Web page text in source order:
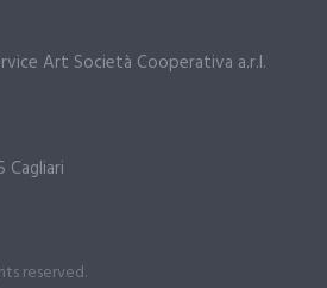
Art Società Cooperativa a.r.l.
Cagliari
reserved.